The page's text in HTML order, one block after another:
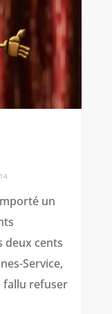
un
deux cents
Service,
fallu refuser